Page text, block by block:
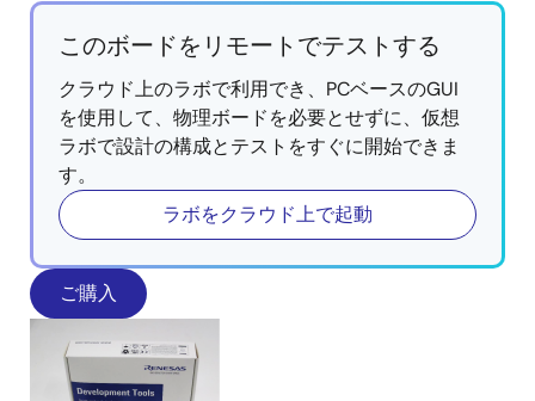
このボードをリモートでテストする
クラウド上のラボで利用でき、PCベースのGUI
を使用して、物理ボードを必要とせずに、仮想
ラボで設計の構成とテストをすぐに開始できま
す。
ラボをクラウド上で起動
ご購入